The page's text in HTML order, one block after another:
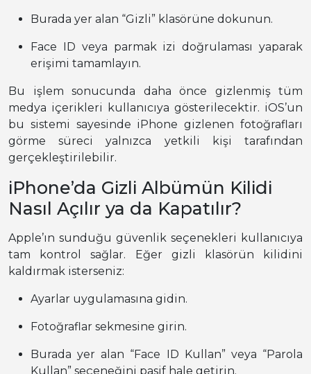
Burada yer alan “Gizli” klasörüne dokunun.
Face ID veya parmak izi doğrulaması yaparak
erişimi tamamlayın.
Bu işlem sonucunda daha önce gizlenmiş tüm
medya içerikleri kullanıcıya gösterilecektir. iOS’un
bu sistemi sayesinde iPhone gizlenen fotoğrafları
görme süreci yalnızca yetkili kişi tarafından
gerçekleştirilebilir.
iPhone’da Gizli Albümün Kilidi
Nasıl Açılır ya da Kapatılır?
Apple’ın sunduğu güvenlik seçenekleri kullanıcıya
tam kontrol sağlar. Eğer gizli klasörün kilidini
kaldırmak isterseniz:
Ayarlar uygulamasına gidin.
Fotoğraflar sekmesine girin.
Burada yer alan “Face ID Kullan” veya “Parola
Kullan” seçeneğini pasif hale getirin.